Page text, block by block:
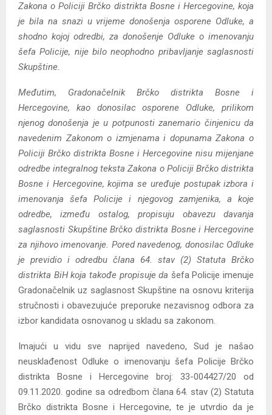
Zakona o Policiji Brčko distrikta Bosne i Hercegovine, koja
je bila na snazi u vrijeme donošenja osporene Odluke, a
shodno kojoj odredbi, za donošenje Odluke o imenovanju
šefa Policije, nije bilo neophodno pribavljanje saglasnosti
Skupštine.
Međutim, Gradonačelnik Brčko distrikta Bosne i
Hercegovine, kao donosilac osporene Odluke, prilikom
njenog donošenja je u potpunosti zanemario činjenicu da
navedenim Zakonom o izmjenama i dopunama Zakona o
Policiji Brčko distrikta Bosne i Hercegovine nisu mijenjane
odredbe integralnog teksta Zakona o Policiji Brčko distrikta
Bosne i Hercegovine, kojima se uređuje postupak izbora i
imenovanja šefa Policije i njegovog zamjenika, a koje
odredbe, između ostalog, propisuju obavezu davanja
saglasnosti Skupštine Brčko distrikta Bosne i Hercegovine
za njihovo imenovanje. Pored navedenog, donosilac Odluke
je previdio i odredbu člana 64. stav (2) Statuta Brčko
distrikta BiH koja takođe propisuje da šefa Policije imenuje
Gradonačelnik uz saglasnost Skupštine na osnovu kriterija
stručnosti i obavezujuće preporuke nezavisnog odbora za
izbor kandidata osnovanog u skladu sa zakonom.
Imajući u vidu sve naprijed navedeno, Sud je našao
neusklađenost Odluke o imenovanju šefa Policije Brčko
distrikta Bosne i Hercegovine broj: 33-004427/20 od
09.11.2020. godine sa odredbom člana 64. stav (2) Statuta
Brčko distrikta Bosne i Hercegovine, te je utvrdio da je